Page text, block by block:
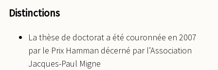
Distinctions
La thèse de doctorat a été couronnée en 2007
par le Prix Hamman décerné par l’Association
Jacques-Paul Migne